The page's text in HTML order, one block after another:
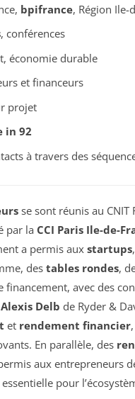
bpifrance, Région Ile-
, conférences
économie durable
et financeurs
projet
in 92
à travers des
se sont réunis au
par la CCI Paris Ile-de-
a permis aux startups
destables rondes,
avec des
Alexis Delb de Ryder &
et rendement financier
En parallèle, des
aux entrepreneurs
pour